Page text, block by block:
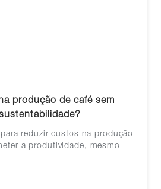
produção de café sem
reduzir custos na produção
a produtividade, mesmo